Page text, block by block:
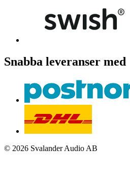
Snabba leveranser med
© 2026 Svalander Audio AB